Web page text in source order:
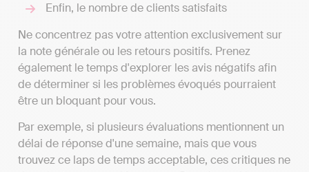
Enfin, le nombre de clients satisfaits
Ne concentrez pas votre attention exclusivement sur
la note générale ou les retours positifs. Prenez
également le temps d'explorer les avis négatifs afin
de déterminer si les problèmes évoqués pourraient
être un bloquant pour vous.
Par exemple, si plusieurs évaluations mentionnent un
délai de réponse d'une semaine, mais que vous
trouvez ce laps de temps acceptable, ces critiques ne